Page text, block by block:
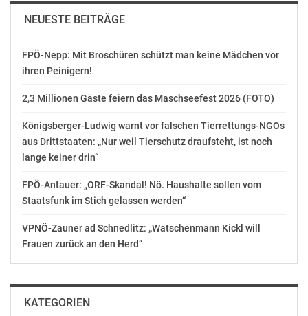
ÖAMTC: Linz-Marathon
2021 (+ Grafik)
Oktober 20, 2021
In "Chronik"
Konzerte und
Radparade sorgen für
Sperre und Staus am
Wochenende
April 11, 2018
NEUESTE BEITRÄGE
FPÖ-Nepp: Mit Broschüren schützt man keine Mädchen vor
ihren Peinigern!
2,3 Millionen Gäste feiern das Maschseefest 2026 (FOTO)
Königsberger-Ludwig warnt vor falschen Tierrettungs-NGOs
aus Drittstaaten: „Nur weil Tierschutz draufsteht, ist noch
lange keiner drin“
FPÖ-Antauer: „ORF-Skandal! Nö. Haushalte sollen vom
Staatsfunk im Stich gelassen werden“
VPNÖ-Zauner ad Schnedlitz: „Watschenmann Kickl will
Frauen zurück an den Herd“
KATEGORIEN